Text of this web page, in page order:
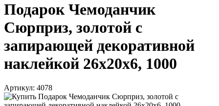
Подарок Чемоданчик
Сюрприз, золотой с
запирающей декоративной
наклейкой 26х20х6, 1000
Артикул: 4078